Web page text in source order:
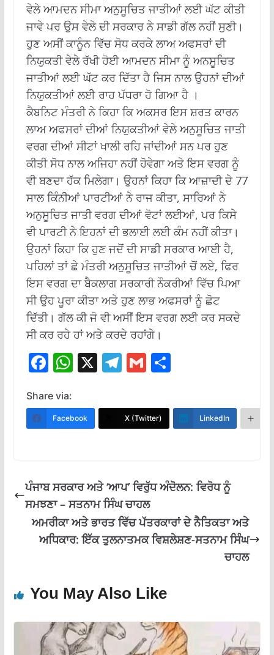
ਵੇਲੇ ਆਮਦਨ ਸੀਮਾ ਅਨੁਸੂਚਿਤ ਜਾਤੀਆਂ ਲਈ ਘੱਟ ਕੀਤੀ
ਜਾਵੇ ਪਰ ਉਸ ਵੇਲੇ ਦੀ ਸਰਕਾਰ ਨੇ ਸਾਡੀ ਗੱਲ ਨਹੀਂ ਸੁਣੀ।
ਹੁਣ ਅਸੀਂ ਕਾਨੂੰਨ ਵਿੱਚ ਸੋਧ ਕਰਕੇ ਲਾਅ ਅਫਸਰਾਂ ਦੀ
ਨਿਯੁਕਤੀ ਵੇਲੇ ਰੱਖੀ ਹੋਈ ਆਮਦਨ ਸੀਮਾ ਨੂੰ ਅਨਸੂਚਿਤ
ਜਾਤੀਆਂ ਲਈ ਘੱਟ ਕਰ ਦਿੱਤਾ ਹੈ ਜਿਸ ਨਾਲ ਉਹਨਾਂ ਦੀਆਂ
ਨਿਯੁਕਤੀਆਂ ਲਈ ਰਾਹ ਪੱਧਰਾ ਹੋ ਗਿਆ ਹੈ ।
ਕੈਬਨਿਟ ਮੰਤਰੀ ਨੇ ਕਿਹਾ ਕਿ ਅਕਸਰ ਇਸ ਸ਼ਰਤ ਕਾਰਨ
ਲਾਅ ਅਫਸਰਾਂ ਦੀਆਂ ਨਿਯੁਕਤੀਆਂ ਵੇਲੇ ਅਨੁਸੂਚਿਤ ਜਾਤੀ
ਵਰਗ ਦੀਆਂ ਸੀਟਾਂ ਖਾਲੀ ਰਹਿ ਜਾਂਦੀਆਂ ਸਨ ਪਰ ਹੁਣ
ਕੀਤੀ ਸੋਧ ਨਾਲ ਅਜਿਹਾ ਨਹੀਂ ਹੋਵੇਗਾ ਅਤੇ ਇਸ ਵਰਗ ਨੂੰ
ਵੀ ਬਣਦਾ ਹੱਕ ਮਿਲੇਗਾ। ਉਹਨਾਂ ਕਿਹਾ ਕਿ ਆਜ਼ਾਦੀ ਦੇ 77
ਸਾਲ ਕਿੰਨੀਆਂ ਪਾਰਟੀਆਂ ਨੇ ਰਾਜ ਕੀਤਾ, ਸਾਰਿਆਂ ਨੇ
ਅਨੁਸੂਚਿਤ ਜਾਤੀ ਵਰਗ ਦੀਆਂ ਵੋਟਾਂ ਲਈਆਂ, ਪਰ ਕਿਸੇ
ਵੀ ਪਾਰਟੀ ਨੇ ਇਹਨਾਂ ਦੀ ਭਲਾਈ ਲਈ ਕੰਮ ਨਹੀਂ ਕੀਤਾ।
ਉਹਨਾਂ ਕਿਹਾ ਕਿ ਹੁਣ ਜਦੋਂ ਦੀ ਸਾਡੀ ਸਰਕਾਰ ਆਈ ਹੈ,
ਪਹਿਲਾਂ ਤਾਂ ਛੇ ਮੰਤਰੀ ਅਨੁਸੂਚਿਤ ਜਾਤੀਆਂ ਚੋਂ ਲਏ, ਫਿਰ
ਇਸ ਵਰਗ ਦਾ ਬੈਕਲਾਗ ਸਰਕਾਰੀ ਨੌਕਰੀਆਂ ਵਿੱਚ ਪਿਆ
ਸੀ ਉਹ ਪੂਰਾ ਕੀਤਾ ਅਤੇ ਹੁਣ ਲਾਭ ਅਫਸਰਾਂ ਨੂੰ ਛੋਟ
ਦਿੱਤੀ। ਗੱਲ ਕੀ ਜੋ ਵੀ ਅਸੀਂ ਇਸ ਵਰਗ ਲਈ ਕਰ ਸਕਦੇ
ਸੀ ਕਰ ਰਹੇ ਹਾਂ ਅਤੇ ਕਰਦੇ ਰਹਾਂਗੇ।
F
e
b
k
W
at
s
p
X T
e
gr
G
ai
l
S
ar
e
Share via:
Facebook X (Twitter) LinkedIn
ਪੰਜਾਬ ਸਰਕਾਰ ਅਤੇ ‘ਆਪ’ ਵਿਰੁੱਧ ਅੰਦੋਲਨ: ਵਿਰੋਧ ਨੂੰ
ਸਮਝਣਾ – ਸਤਨਾਮ ਸਿੰਘ ਚਾਹਲ
ਅਮਰੀਕਾ ਅਤੇ ਭਾਰਤ ਵਿੱਚ ਪੱਤਰਕਾਰਾਂ ਦੇ ਨੈਤਿਕਤਾ ਅਤੇ
ਅਧਿਕਾਰ: ਇੱਕ ਤੁਲਨਾਤਮਕ ਵਿਸ਼ਲੇਸ਼ਣ-ਸਤਨਾਮ ਸਿੰਘ
ਚਾਹਲ
You May Also Like